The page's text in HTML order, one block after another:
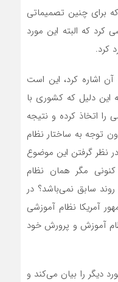
برای چنین تصمیماتی
کرد که البته این مورد
کرد.
اشاره کرد، این است
این دلیل که کشوری با
اتخاذ کرده و نتیجه
توجه به ساختار نظام
نظر گرفتن این موضوع
مگر همان نظام
سابق نمی‌باشد؟ در
آمریکا نظام آموزشی
آموزش و پرورش خود
دیگر را بیان می‌کند و